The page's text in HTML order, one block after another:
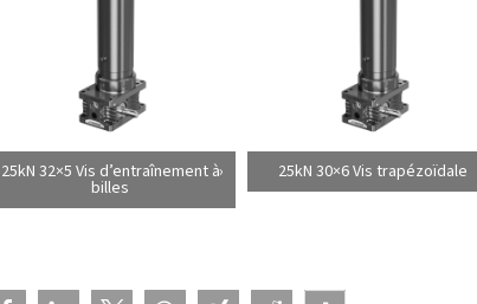
25kN 32×5 Vis d’entraînement à
billes
25kN 30×6 Vis trapézoïdale